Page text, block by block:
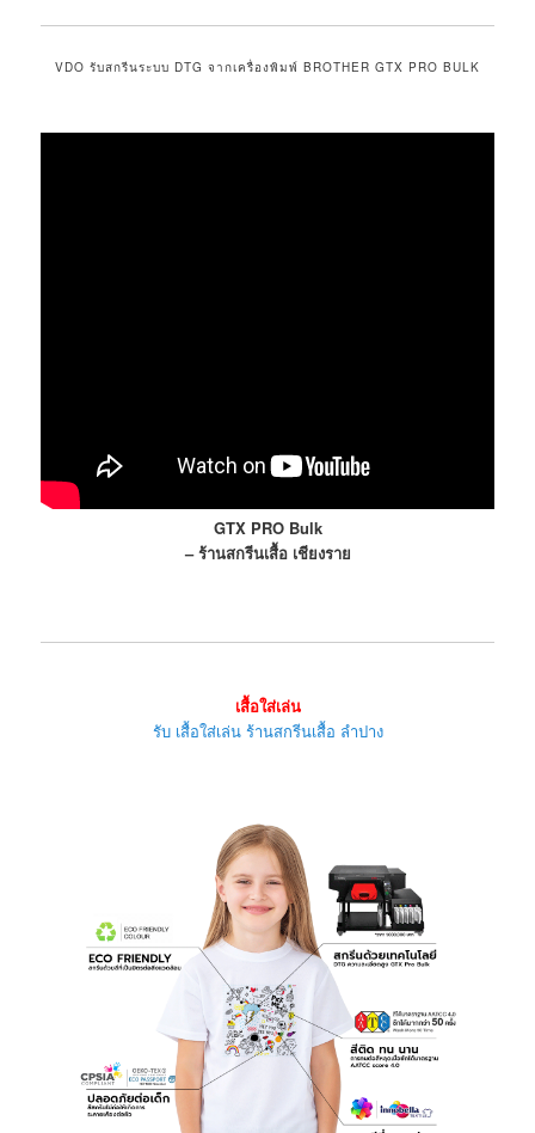
VDO รับสกรีนระบบ DTG จากเครื่องพิมพ์ BROTHER GTX PRO BULK
GTX PRO Bulk
– ร้านสกรีนเสื้อ เชียงราย
เสื้อใส่เล่น
รับ เสื้อใส่เล่น ร้านสกรีนเสื้อ ลำปาง